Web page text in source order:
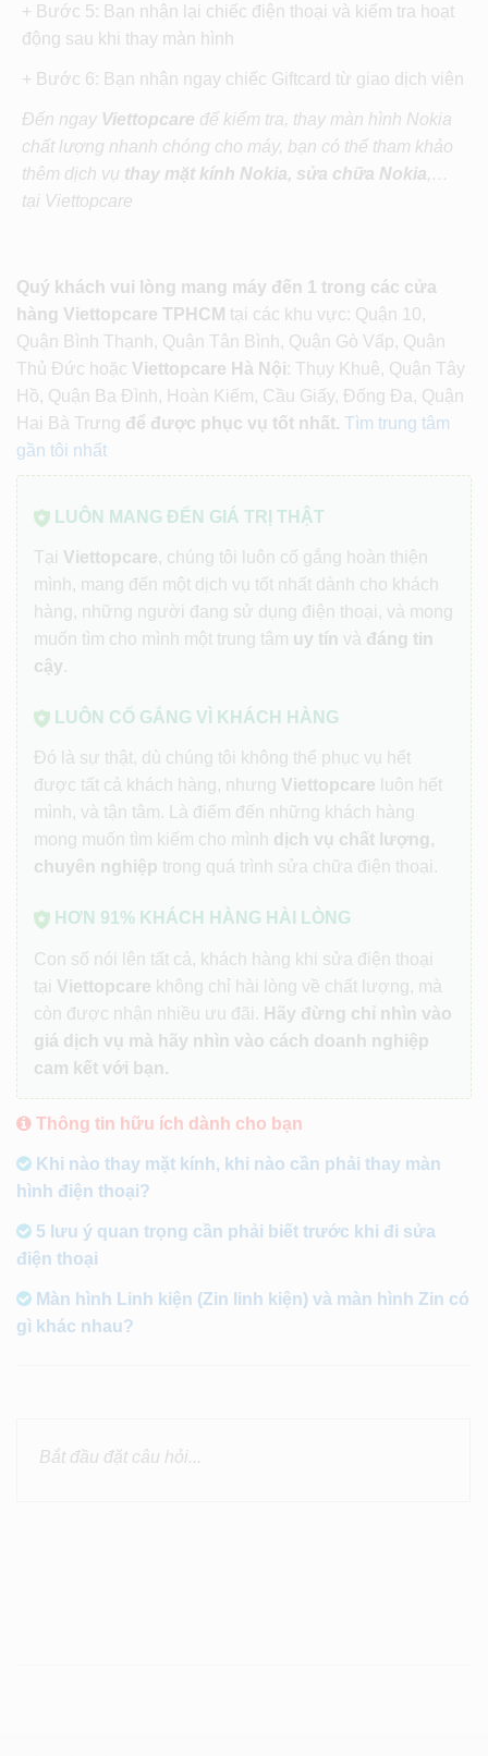
+ Bước 5: Bạn nhận lại chiếc điện thoại và kiểm tra hoạt
động sau khi thay màn hình
+ Bước 6: Bạn nhận ngay chiếc Giftcard từ giao dịch viên
Đến ngay Viettopcare để kiểm tra, thay màn hình Nokia
chất lượng nhanh chóng cho máy, bạn có thể tham khảo
thêm dịch vụ thay mặt kính Nokia, sửa chữa Nokia,…
tại Viettopcare
Quý khách vui lòng mang máy đến 1 trong các cửa
hàng Viettopcare TPHCM tại các khu vực: Quận 10,
Quận Bình Thạnh, Quận Tân Bình, Quận Gò Vấp, Quận
Thủ Đức hoặc Viettopcare Hà Nội: Thụy Khuê, Quận Tây
Hồ, Quận Ba Đình, Hoàn Kiếm, Cầu Giấy, Đống Đa, Quận
Hai Bà Trưng để được phục vụ tốt nhất. Tìm trung tâm
gần tôi nhất
LUÔN MANG ĐẾN GIÁ TRỊ THẬT
Tại Viettopcare, chúng tôi luôn cố gắng hoàn thiện
mình, mang đến một dịch vụ tốt nhất dành cho khách
hàng, những người đang sử dụng điện thoại, và mong
muốn tìm cho mình một trung tâm uy tín và đáng tin
cậy.
LUÔN CỐ GẮNG VÌ KHÁCH HÀNG
Đó là sự thật, dù chúng tôi không thể phục vụ hết
được tất cả khách hàng, nhưng Viettopcare luôn hết
mình, và tận tâm. Là điểm đến những khách hàng
mong muốn tìm kiếm cho mình dịch vụ chất lượng,
chuyên nghiệp trong quá trình sửa chữa điện thoại.
HƠN 91% KHÁCH HÀNG HÀI LÒNG
Con số nói lên tất cả, khách hàng khi sửa điện thoại
tại Viettopcare không chỉ hài lòng về chất lượng, mà
còn được nhận nhiều ưu đãi. Hãy đừng chỉ nhìn vào
giá dịch vụ mà hãy nhìn vào cách doanh nghiệp
cam kết với bạn.
Thông tin hữu ích dành cho bạn
Khi nào thay mặt kính, khi nào cần phải thay màn
hình điện thoại?
5 lưu ý quan trọng cần phải biết trước khi đi sửa
điện thoại
Màn hình Linh kiện (Zin linh kiện) và màn hình Zin có
gì khác nhau?